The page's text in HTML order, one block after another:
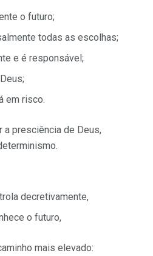
o futuro;
todas as escolhas;
e é responsável;
em risco.
a presciência de Deus,
decretivamente,
o futuro,
mais elevado: